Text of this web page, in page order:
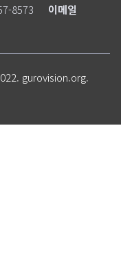
8573
이메일
gurovision.org.